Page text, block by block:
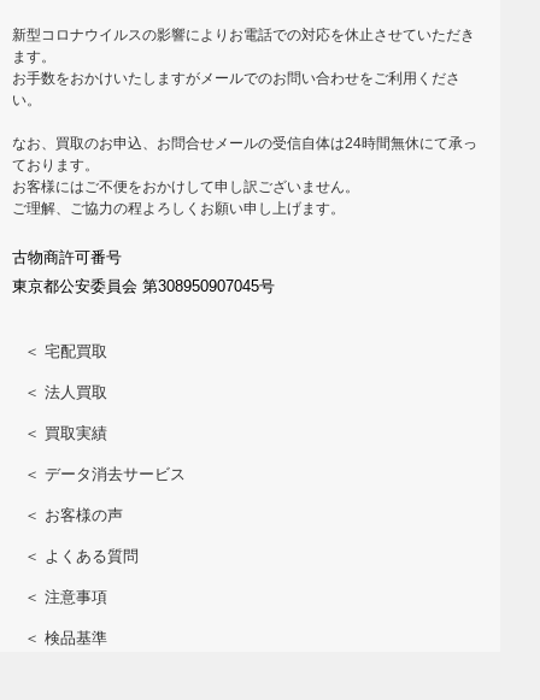
新型コロナウイルスの影響によりお電話での対応を休止させていただき
ます。
お手数をおかけいたしますがメールでのお問い合わせをご利用くださ
い。
なお、買取のお申込、お問合せメールの受信自体は24時間無休にて承っ
ております。
お客様にはご不便をおかけして申し訳ございません。
ご理解、ご協力の程よろしくお願い申し上げます。
古物商許可番号
東京都公安委員会 第308950907045号
＜ 宅配買取
＜ 法人買取
＜ 買取実績
＜ データ消去サービス
＜ お客様の声
＜ よくある質問
＜ 注意事項
＜ 検品基準